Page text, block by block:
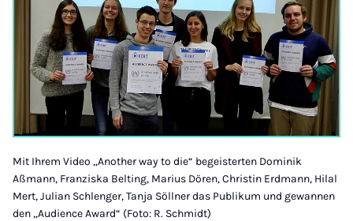
Mit Ihrem Video „Another way to die“ begeisterten Dominik
Aßmann, Franziska Belting, Marius Dören, Christin Erdmann, Hilal
Mert, Julian Schlenger, Tanja Söllner das Publikum und gewannen
den „Audience Award“ (Foto: R. Schmidt)